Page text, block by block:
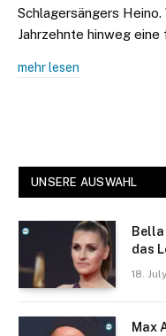
Schlagersängers
Jahrzehnte hinweg
mehr lesen
UNSERE AUSWAHL
Bella
das
18.
Max